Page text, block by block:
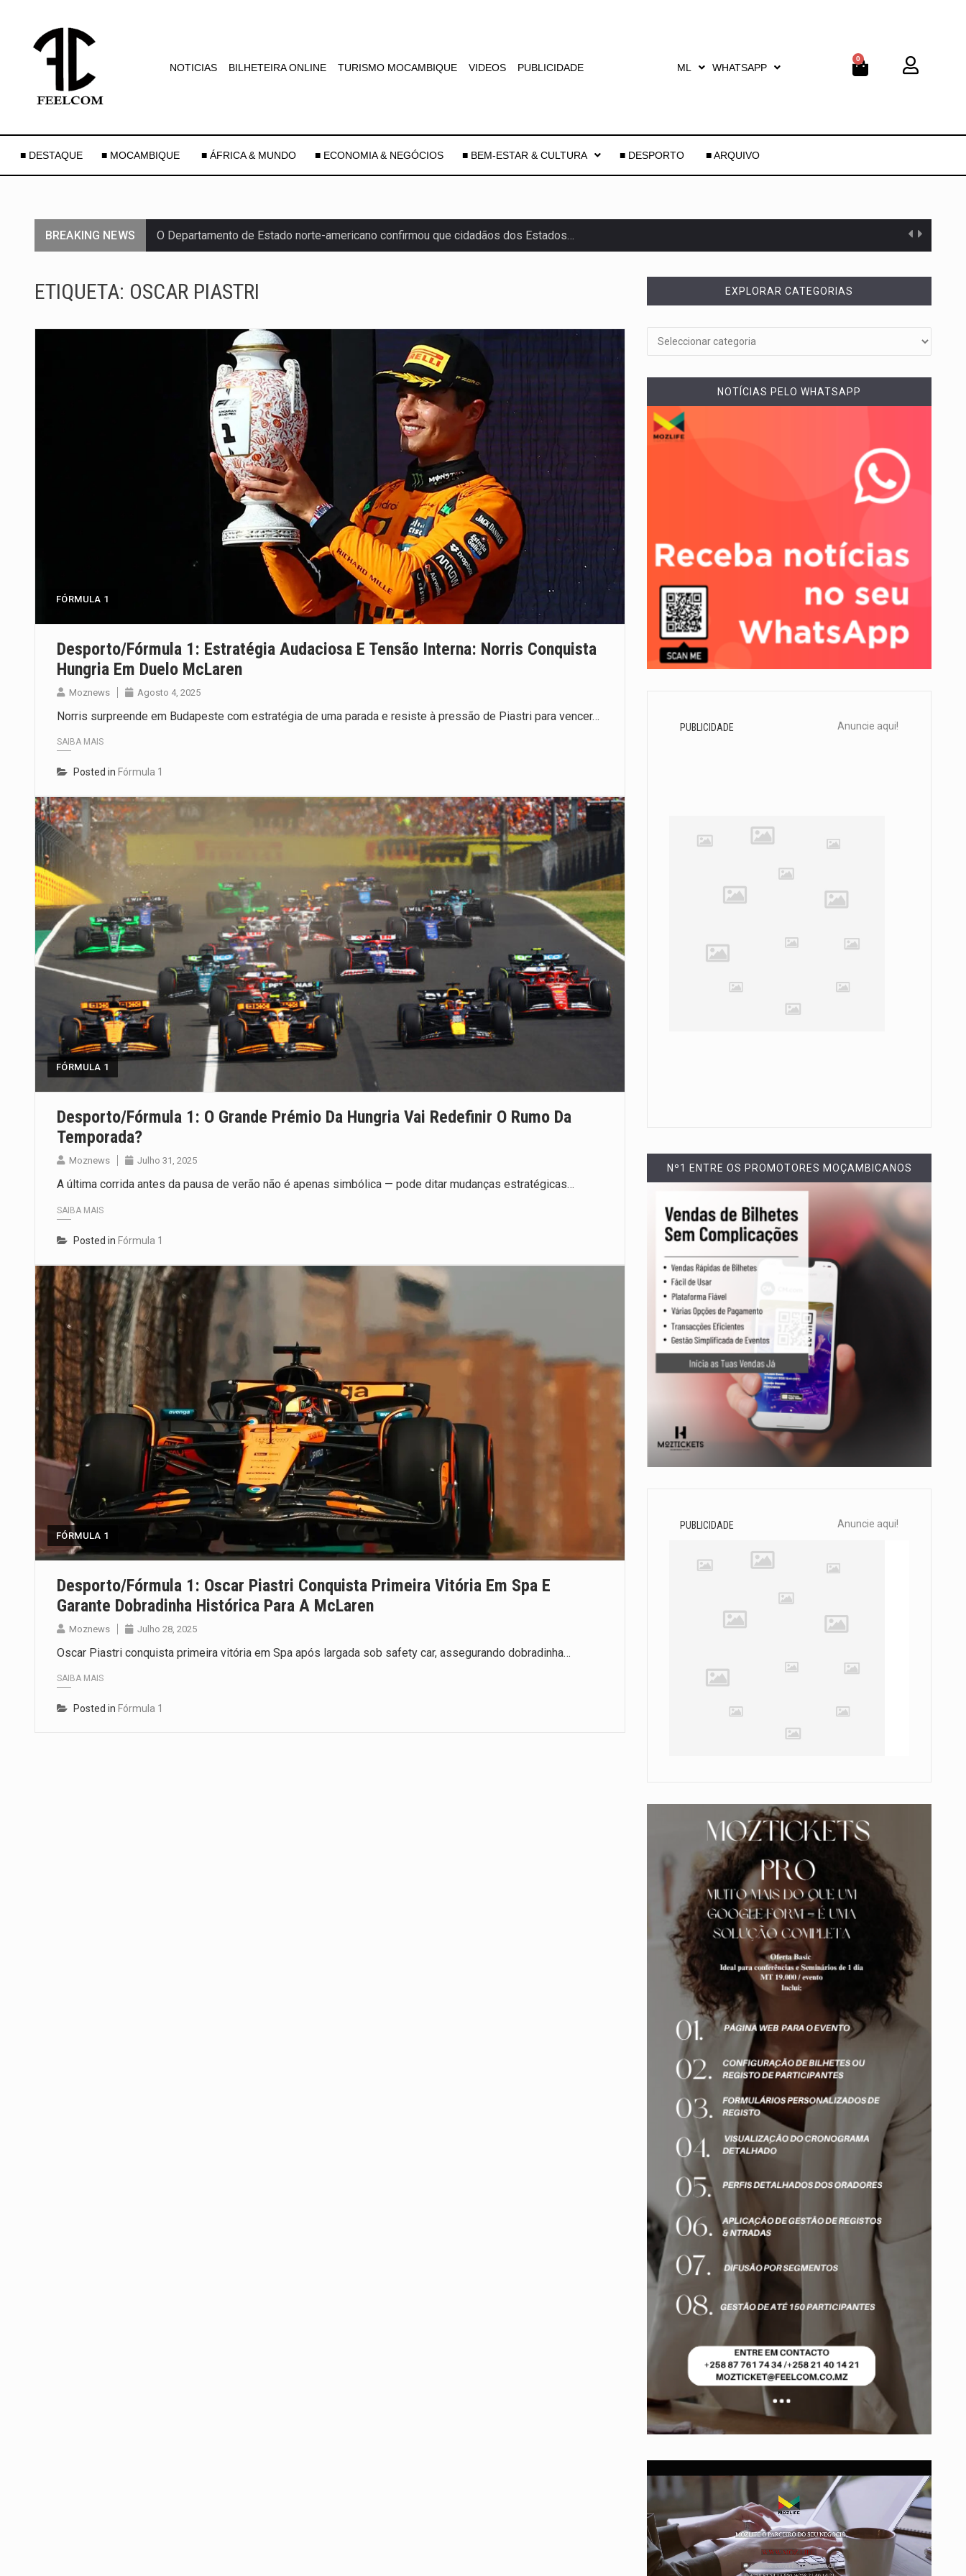
NOTICIAS BILHETEIRA ONLINE TURISMO MOCAMBIQUE VIDEOS PUBLICIDADE ML WHATSAPP
0
■ DESTAQUE ■ MOCAMBIQUE ■ ÁFRICA & MUNDO ■ ECONOMIA & NEGÓCIOS ■ BEM-ESTAR & CULTURA ■ DESPORTO ■ ARQUIVO
BREAKING NEWS O Departamento de Estado norte-americano confirmou que cidadãos dos Estados…
A descoberta representa um marco para a astronomia moderna. Embora…
Segundo as autoridades canadianas, mais de 200 incêndios florestais continuam…
De acordo com as autoridades de saúde da Faixa de…
Um dos casos mais graves envolveu a residência de Sam…
A cidade de Bunia, capital da província de Ituri, tornou-se…
O Senado dos Estados Unidos aprovou, no dia 7 de…
Legislação, renomeada em homenagem ao falecido senador Lindsey Graham, foi…
A nova legislação estabelece um prazo de 180 dias para…
ETIQUETA: OSCAR PIASTRI
FÓRMULA 1
Desporto/Fórmula 1: Estratégia Audaciosa E Tensão Interna: Norris Conquista
Hungria Em Duelo McLaren
Moznews Agosto 4, 2025
Norris surpreende em Budapeste com estratégia de uma parada e resiste à pressão de Piastri para vencer…
SAIBA MAIS
Posted in Fórmula 1
FÓRMULA 1
Desporto/Fórmula 1: O Grande Prémio Da Hungria Vai Redefinir O Rumo Da
Temporada?
Moznews Julho 31, 2025
A última corrida antes da pausa de verão não é apenas simbólica — pode ditar mudanças estratégicas…
SAIBA MAIS
Posted in Fórmula 1
FÓRMULA 1
Desporto/Fórmula 1: Oscar Piastri Conquista Primeira Vitória Em Spa E
Garante Dobradinha Histórica Para A McLaren
Moznews Julho 28, 2025
Oscar Piastri conquista primeira vitória em Spa após largada sob safety car, assegurando dobradinha…
SAIBA MAIS
Posted in Fórmula 1
EXPLORAR CATEGORIAS
NOTÍCIAS PELO WHATSAPP
PUBLICIDADE Anuncie aqui!
Nº1 ENTRE OS PROMOTORES MOÇAMBICANOS
PUBLICIDADE Anuncie aqui!